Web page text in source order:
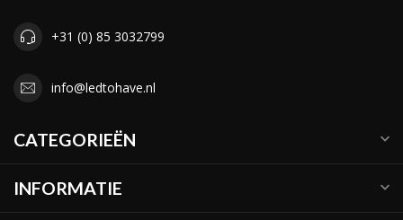
+31 (0) 85 3032799
info@ledtohave.nl
CATEGORIEËN
INFORMATIE